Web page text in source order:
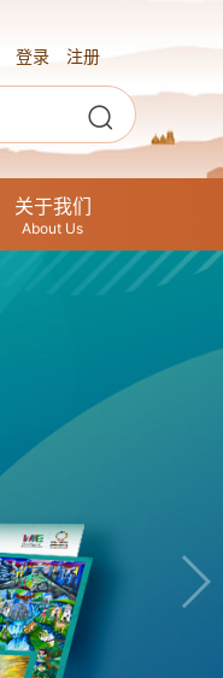
登录 注册
关于我们
About Us